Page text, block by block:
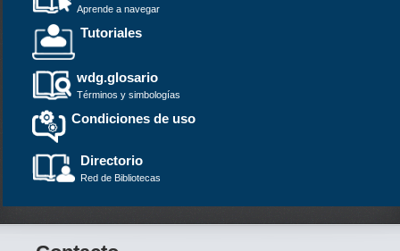
Aprende a navegar
Tutoriales
wdg.glosario
Términos y simbologías
Condiciones de uso
Directorio
Red de Bibliotecas